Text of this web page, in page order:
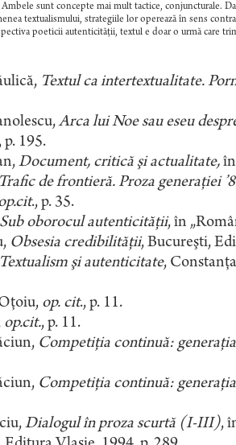
Ambele sunt concepte mai mult tactice, conjuncturale.
textualismului, strategiile lor operează în sens
poeticii autenticităţii, textul e doar o urmă care
Textul ca intertextualitate.
Arca lui Noe sau eseu
195.
Document, critică şi actualitate,
Trafic de frontieră. Proza generaţiei
., p. 35.
Sub oborocul autenticităţii, în
Obsesia credibilităţii, Bucureşti,
Textualism şi autenticitate,
op. cit., p. 11.
op.cit., p. 11.
Competiţia continuă:
Competiţia continuă:
Dialogul în proza scurtă (I-III),